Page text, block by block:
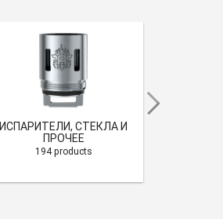
ИСПАРИТЕЛИ, СТЕКЛА И
ПРОЧЕЕ
194 products